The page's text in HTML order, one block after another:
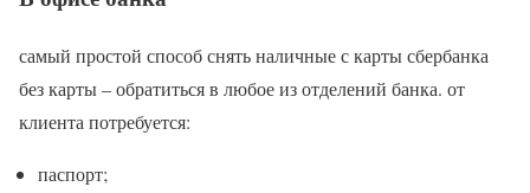
самый простой способ снять наличные с карты сбербанка
без карты – обратиться в любое из отделений банка. от
клиента потребуется:
паспорт;